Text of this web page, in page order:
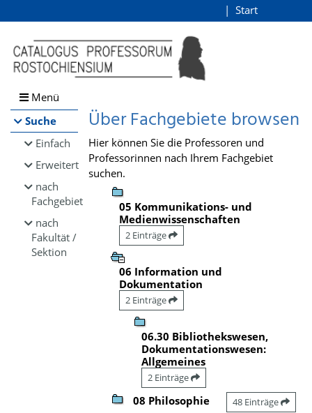
Browsen
direkt zum Inhalt
Start
Menü
Suche
Einfach
Erweitert
nach
Fachgebiet
nach
Fakultät /
Sektion
Über Fachgebiete browsen
Hier können Sie die Professoren und
Professorinnen nach Ihrem Fachgebiet
suchen.
05 Kommunikations- und
Medienwissenschaften
2 Einträge
06 Information und
Dokumentation
2 Einträge
06.30 Bibliothekswesen,
Dokumentationswesen:
Allgemeines
2 Einträge
08 Philosophie 48 Einträge